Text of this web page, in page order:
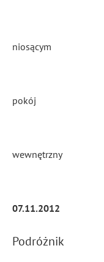
niosącym
pokój
wewnętrzny
07.11.2012
Podróżnik